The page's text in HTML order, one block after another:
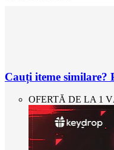
Cauți iteme similare?
OFERTĂ DE LA 1